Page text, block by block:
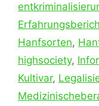
Hanfsorten,
highsociety,
Kultivar,